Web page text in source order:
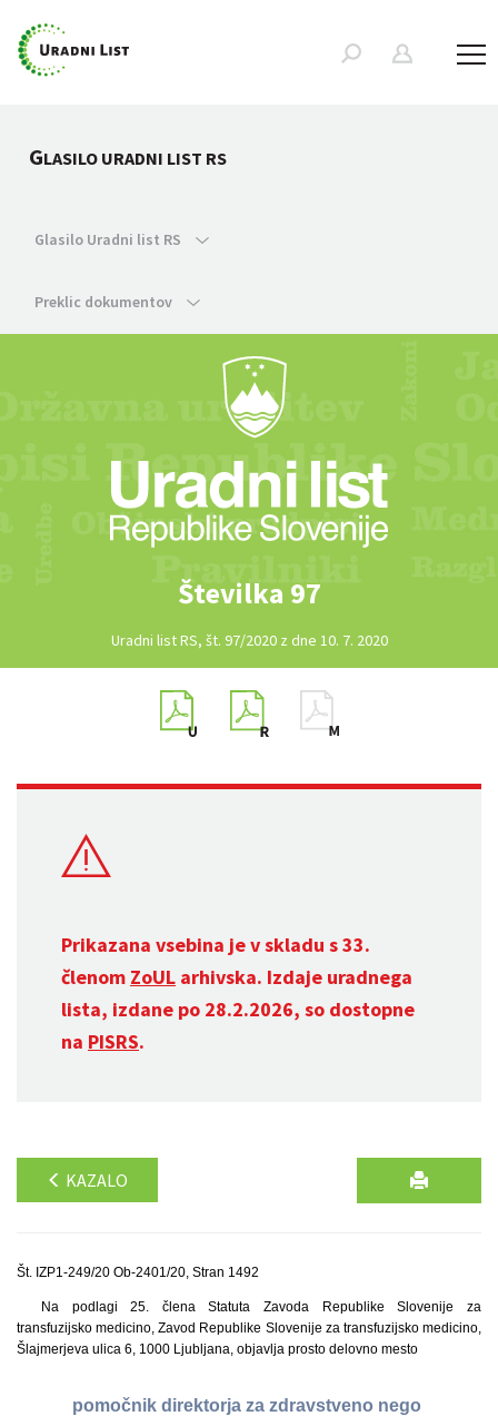
GLASILO URADNI LIST RS
Glasilo Uradni list RS
Preklic dokumentov
Številka 97
Uradni list RS, št. 97/2020 z dne 10. 7. 2020
Prikazana vsebina je v skladu s 33.
členom ZoUL arhivska. Izdaje uradnega
lista, izdane po 28.2.2026, so dostopne
na PISRS.
KAZALO
Št. IZP1-249/20 Ob-2401/20, Stran 1492
Na podlagi 25. člena Statuta Zavoda Republike Slovenije za
transfuzijsko medicino, Zavod Republike Slovenije za transfuzijsko medicino,
Šlajmerjeva ulica 6, 1000 Ljubljana, objavlja prosto delovno mesto
pomočnik direktorja za zdravstveno nego